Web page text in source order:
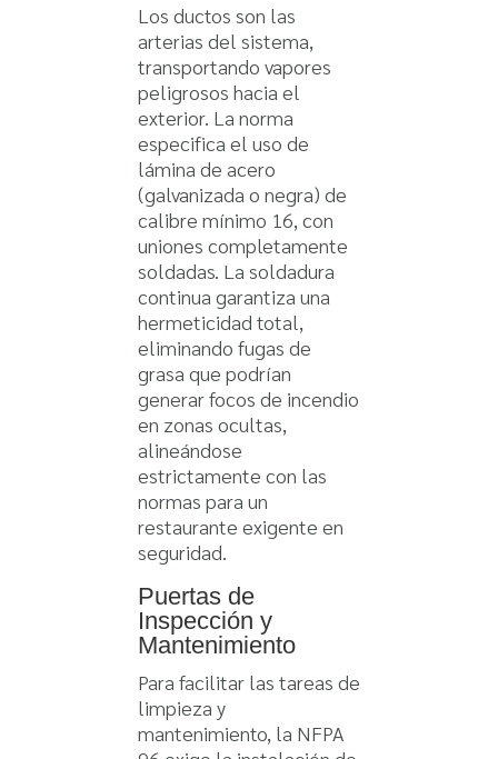
Los ductos son las
arterias del sistema,
transportando vapores
peligrosos hacia el
exterior. La norma
especifica el uso de
lámina de acero
(galvanizada o negra) de
calibre mínimo 16, con
uniones completamente
soldadas. La soldadura
continua garantiza una
hermeticidad total,
eliminando fugas de
grasa que podrían
generar focos de incendio
en zonas ocultas,
alineándose
estrictamente con las
normas para un
restaurante exigente en
seguridad.
Puertas de
Inspección y
Mantenimiento
Para facilitar las tareas de
limpieza y
mantenimiento, la NFPA